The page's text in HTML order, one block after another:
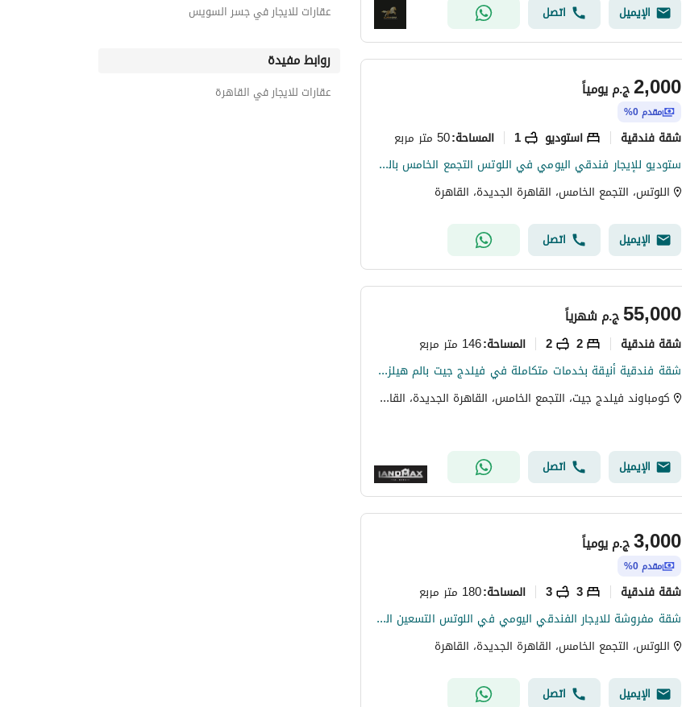
الإيميل اتصل
ج.م2,000 يومياً
مقدم 0%
شقة فندقية استوديو 1 المساحة:50 متر مربع
ستوديو للإيجار فندقي اليومي في اللوتس التجمع الخامس بالقرب ميفيدا وسوديك
اللوتس، التجمع الخامس، القاهرة الجديدة، القاهرة
الإيميل اتصل
ج.م55,000 شهرياً
شقة فندقية 2
2 المساحة:146 متر مربع
شقة فندقية أنيقة بخدمات متكاملة في فيلدج جيت بالم هيلز القاهرة الجديدة
كومباوند فيلدج جيت، التجمع الخامس، القاهرة الجديدة، القاهرة
الإيميل اتصل
ج.م3,000 يومياً
مقدم 0%
شقة فندقية 3
3 المساحة:180 متر مربع
شقة مفروشة للايجار الفندقي اليومي في اللوتس التسعين الجنوبي
اللوتس، التجمع الخامس، القاهرة الجديدة، القاهرة
الإيميل اتصل
عقارات للايجار في جسر السويس
روابط مفيدة
عقارات للايجار في القاهرة